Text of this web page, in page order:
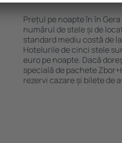
Prețul pe noapte în în
numărul de stele și de
standard mediu costă de
Hotelurile de cinci stele
euro pe noapte. Dacă
specială de pachete
rezervi cazare și bilete de